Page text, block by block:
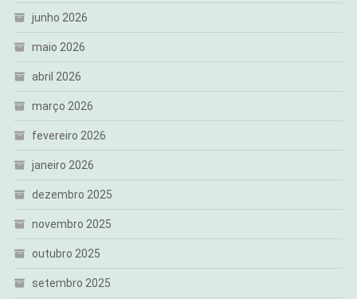
junho 2026
maio 2026
abril 2026
março 2026
fevereiro 2026
janeiro 2026
dezembro 2025
novembro 2025
outubro 2025
setembro 2025